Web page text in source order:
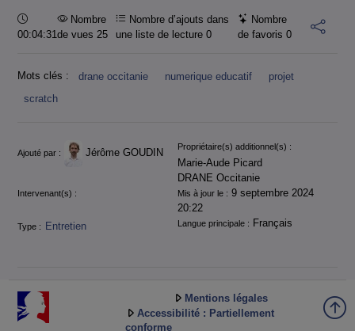
Durée :
00:04:31
Nombre
de vues 25
Nombre d’ajouts dans
une liste de lecture0
Nombre
de favoris 0
Mots clés : drane occitanie numerique educatif
projet
scratch
Informations
Ajouté par : Jérôme GOUDIN
Propriétaire(s) additionnel(s) :
Marie-Aude Picard
DRANE Occitanie
Intervenant(s) : Mis à jour le : 9 septembre 2024
20:22
Type : Entretien Langue principale : Français
Mentions légales
Accessibilité : Partiellement
conforme